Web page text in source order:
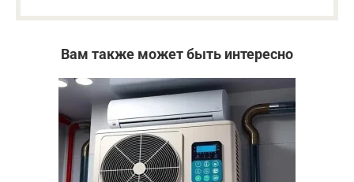
Вам также может быть интересно